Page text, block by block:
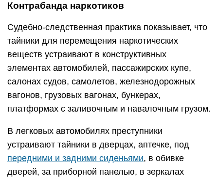
Контрабанда наркотиков
Судебно-следственная практика показывает, что
тайники для перемещения наркотических
веществ устраивают в конструктивных
элементах автомобилей, пассажирских купе,
салонах судов, самолетов, железнодорожных
вагонов, грузовых вагонах, бункерах,
платформах с заливочным и навалочным грузом.
В легковых автомобилях преступники
устраивают тайники в дверцах, аптечке, под
передними и задними сиденьями, в обивке
дверей, за приборной панелью, в зеркалах